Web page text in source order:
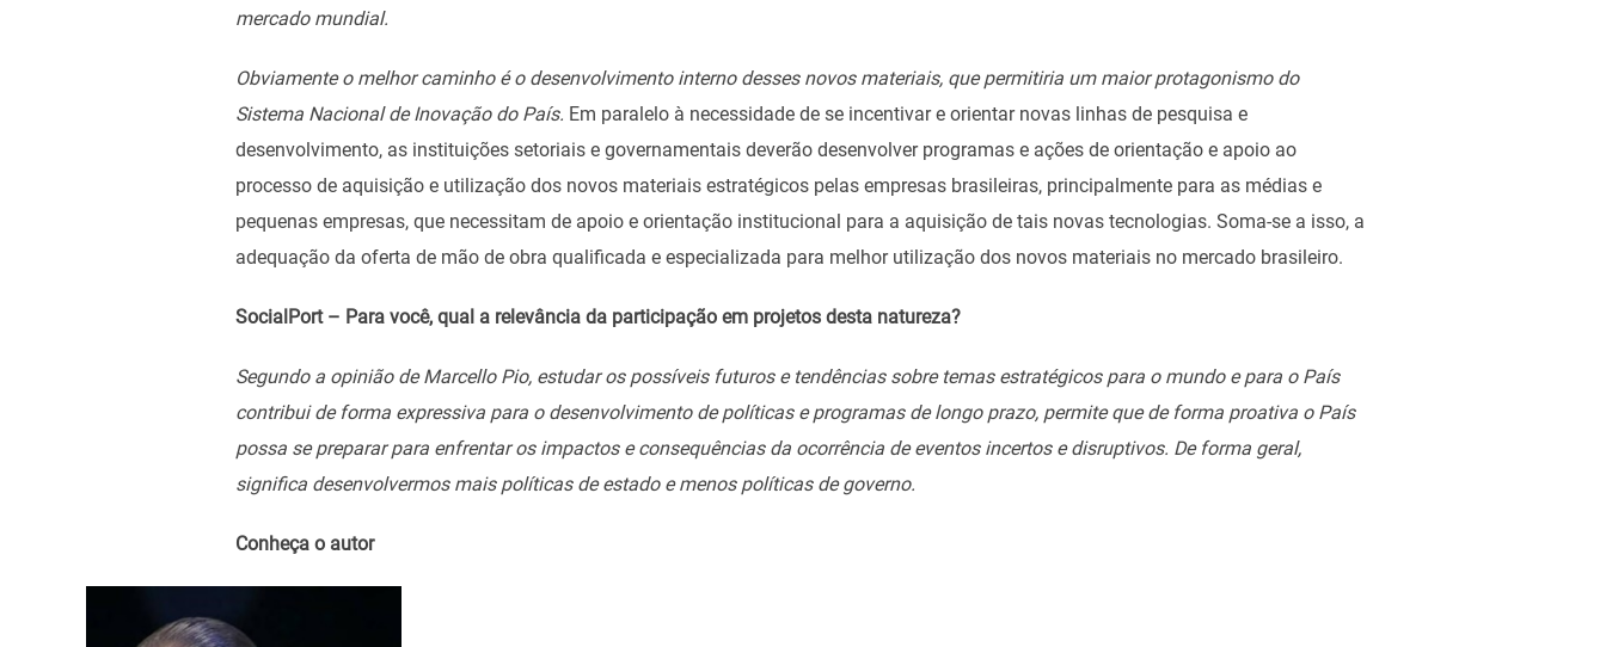
mercado mundial.
Obviamente o melhor caminho é o desenvolvimento interno desses novos materiais, que permitiria um maior protagonismo do
Sistema Nacional de Inovação do País. Em paralelo à necessidade de se incentivar e orientar novas linhas de pesquisa e
desenvolvimento, as instituições setoriais e governamentais deverão desenvolver programas e ações de orientação e apoio ao
processo de aquisição e utilização dos novos materiais estratégicos pelas empresas brasileiras, principalmente para as médias e
pequenas empresas, que necessitam de apoio e orientação institucional para a aquisição de tais novas tecnologias. Soma-se a isso, a
adequação da oferta de mão de obra qualificada e especializada para melhor utilização dos novos materiais no mercado brasileiro.
SocialPort – Para você, qual a relevância da participação em projetos desta natureza?
Segundo a opinião de Marcello Pio, estudar os possíveis futuros e tendências sobre temas estratégicos para o mundo e para o País
contribui de forma expressiva para o desenvolvimento de políticas e programas de longo prazo, permite que de forma proativa o País
possa se preparar para enfrentar os impactos e consequências da ocorrência de eventos incertos e disruptivos. De forma geral,
significa desenvolvermos mais políticas de estado e menos políticas de governo.
Conheça o autor